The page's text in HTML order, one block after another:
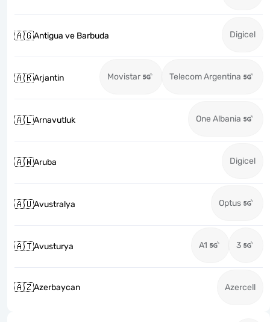
🇦🇬Antigua ve Barbuda Digicel
🇦🇷Arjantin Movistar Telecom Argentina
🇦🇱Arnavutluk One Albania
🇦🇼Aruba Digicel
🇦🇺Avustralya Optus
🇦🇹Avusturya A1 3
🇦🇿Azerbaycan Azercell